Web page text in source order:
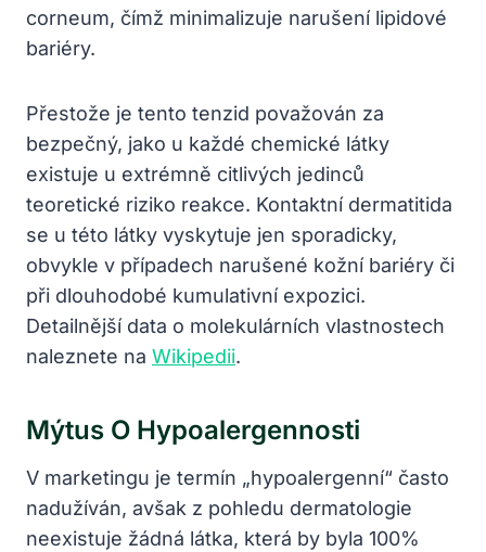
corneum, čímž minimalizuje narušení lipidové
bariéry.
Přestože je tento tenzid považován za
bezpečný, jako u každé chemické látky
existuje u extrémně citlivých jedinců
teoretické riziko reakce. Kontaktní dermatitida
se u této látky vyskytuje jen sporadicky,
obvykle v případech narušené kožní bariéry či
při dlouhodobé kumulativní expozici.
Detailnější data o molekulárních vlastnostech
naleznete na Wikipedii.
Mýtus O Hypoalergennosti
V marketingu je termín „hypoalergenní“ často
nadužíván, avšak z pohledu dermatologie
neexistuje žádná látka, která by byla 100%